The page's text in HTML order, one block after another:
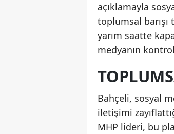
açıklamayla
toplumsal
yarım saatte
medyanın
Bahçeli, sosyal
iletişimi
MHP lideri, bu